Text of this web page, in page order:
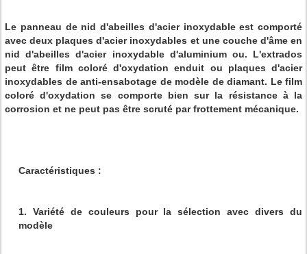
Le panneau de nid d'abeilles d'acier inoxydable est comporté
avec deux plaques d'acier inoxydables et une couche d'âme en
nid d'abeilles d'acier inoxydable d'aluminium ou. L'extrados
peut être film coloré d'oxydation enduit ou plaques d'acier
inoxydables de anti-ensabotage de modèle de diamant. Le film
coloré d'oxydation se comporte bien sur la résistance à la
corrosion et ne peut pas être scruté par frottement mécanique.
Caractéristiques :
1. Variété de couleurs pour la sélection avec divers du
modèle